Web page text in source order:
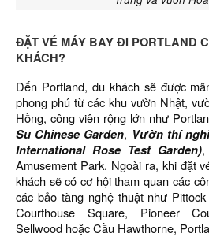
ĐẶT VÉ MÁY BAY ĐI PORTLAND
KHÁCH?
Đến Portland, du khách sẽ được
phong phú từ các khu vườn Nhật,
Hồng, công viên rộng lớn như
Su Chinese Garden, Vườn thí
International Rose Test Garden),
Amusement Park. Ngoài ra, khi đặt
khách sẽ có cơ hội tham quan các
các bảo tàng nghệ thuật như
Courthouse Square, Pioneer
Sellwood hoặc Cầu Hawthorne,